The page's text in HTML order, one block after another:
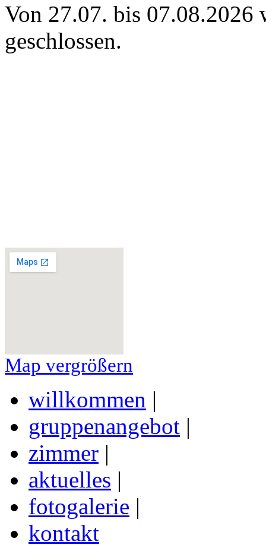
Von 27.07. bis 07.08.2026
geschlossen.
Map vergrößern
willkommen |
gruppenangebot |
zimmer |
aktuelles |
fotogalerie |
kontakt